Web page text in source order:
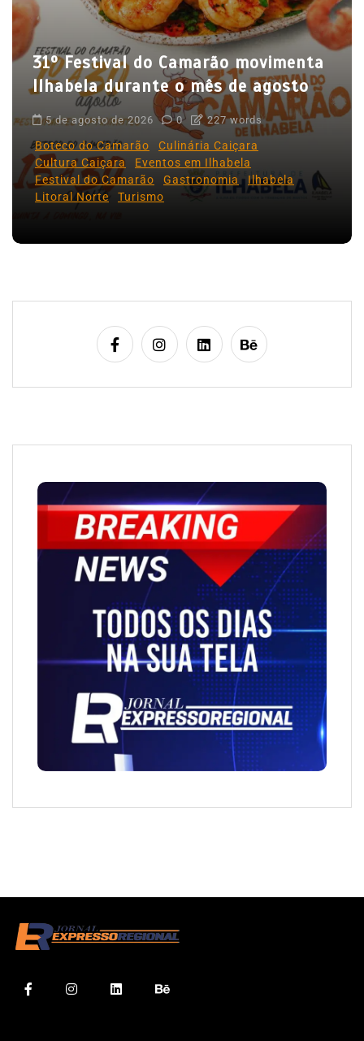
P
s
31º Festival do Camarão movimenta
Ilhabela durante o mês de agosto
5 de agosto de 2026 0 227 words
Boteco do Camarão
Culinária Caiçara
Cultura Caiçara
Eventos em Ilhabela
Festival do Camarão
Gastronomia
Ilhabela
Litoral Norte
Turismo